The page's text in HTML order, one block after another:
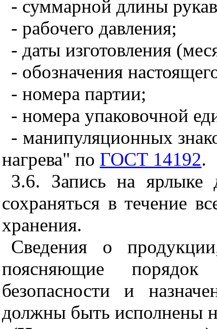
- суммарной длины
- рабочего давления;
- даты изготовления
- обозначения
- номера партии;
- номера упаковочной
- манипуляционных
нагрева" по ГОСТ 14192.
3.6. Запись на ярлыке
сохраняться в течение
хранения.
Сведения о
поясняющие
безопасности и
должны быть исполнены